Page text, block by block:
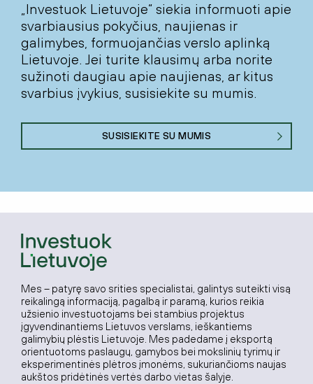
„Investuok Lietuvoje“ siekia informuoti apie
svarbiausius pokyčius, naujienas ir
galimybes, formuojančias verslo aplinką
Lietuvoje. Jei turite klausimų arba norite
sužinoti daugiau apie naujienas, ar kitus
svarbius įvykius, susisiekite su mumis.
SUSISIEKITE SU MUMIS
Mes – patyrę savo srities specialistai, galintys suteikti visą
reikalingą informaciją, pagalbą ir paramą, kurios reikia
užsienio investuotojams bei stambius projektus
įgyvendinantiems Lietuvos verslams, ieškantiems
galimybių plėstis Lietuvoje. Mes padedame į eksportą
orientuotoms paslaugų, gamybos bei mokslinių tyrimų ir
eksperimentinės plėtros įmonėms, sukuriančioms naujas
aukštos pridėtinės vertės darbo vietas šalyje.